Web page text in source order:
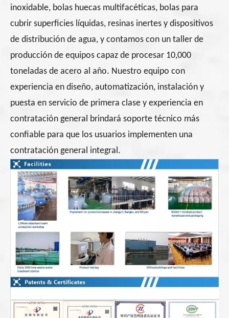
inoxidable, bolas huecas multifacéticas, bolas para
cubrir superficies líquidas, resinas inertes y dispositivos
de distribución de agua, y contamos con un taller de
producción de equipos capaz de procesar 10,000
toneladas de acero al año. Nuestro equipo con
experiencia en diseño, automatización, instalación y
puesta en servicio de primera clase y experiencia en
contratación general brindará soporte técnico más
confiable para que los usuarios implementen una
contratación general integral.